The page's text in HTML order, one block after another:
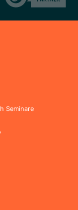
Seminare